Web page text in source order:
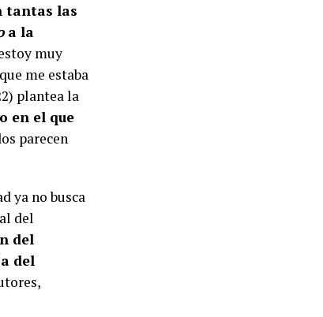
tantas las
a la
muy
me estaba
plantea la
en el que
parecen
ya no busca
del
del
del